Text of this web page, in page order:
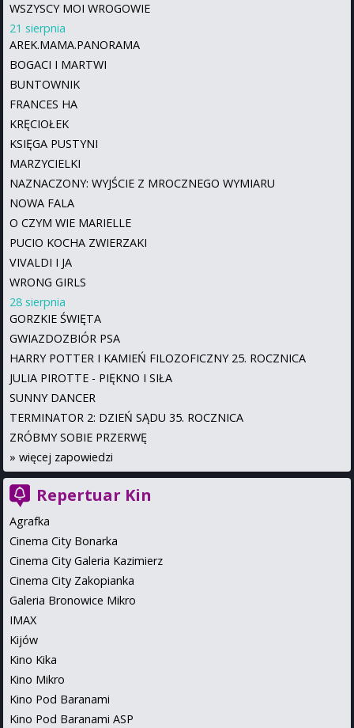
WSZYSCY MOI WROGOWIE
21 sierpnia
AREK.MAMA.PANORAMA
BOGACI I MARTWI
BUNTOWNIK
FRANCES HA
KRĘCIOŁEK
KSIĘGA PUSTYNI
MARZYCIELKI
NAZNACZONY: WYJŚCIE Z MROCZNEGO WYMIARU
NOWA FALA
O CZYM WIE MARIELLE
PUCIO KOCHA ZWIERZAKI
VIVALDI I JA
WRONG GIRLS
28 sierpnia
GORZKIE ŚWIĘTA
GWIAZDOZBIÓR PSA
HARRY POTTER I KAMIEŃ FILOZOFICZNY 25. ROCZNICA
JULIA PIROTTE - PIĘKNO I SIŁA
SUNNY DANCER
TERMINATOR 2: DZIEŃ SĄDU 35. ROCZNICA
ZRÓBMY SOBIE PRZERWĘ
» więcej zapowiedzi
Repertuar Kin
Agrafka
Cinema City Bonarka
Cinema City Galeria Kazimierz
Cinema City Zakopianka
Galeria Bronowice Mikro
IMAX
Kijów
Kino Kika
Kino Mikro
Kino Pod Baranami
Kino Pod Baranami ASP